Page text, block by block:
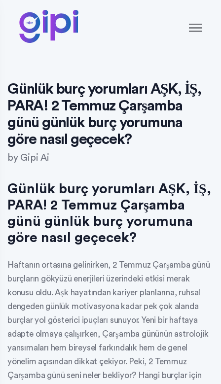
Günlük burç yorumları AŞK, İŞ,
PARA! 2 Temmuz Çarşamba
günü günlük burç yorumuna
göre nasıl geçecek?
by Gipi Ai
Günlük burç yorumları AŞK, İŞ,
PARA! 2 Temmuz Çarşamba
günü günlük burç yorumuna
göre nasıl geçecek?
Haftanın ortasına gelinirken, 2 Temmuz Çarşamba günü
burçların gökyüzü enerjileri üzerindeki etkisi merak
konusu oldu. Aşk hayatından kariyer planlarına, ruhsal
dengeden günlük motivasyona kadar pek çok alanda
burçlar yol gösterici ipuçları sunuyor. Yeni bir haftaya
adapte olmaya çalışırken, Çarşamba gününün astrolojik
yansımaları hem bireysel farkındalık hem de genel
yönelim açısından dikkat çekiyor. Peki, 2 Temmuz
Çarşamba günü seni neler bekliyor? Hangi burçlar için